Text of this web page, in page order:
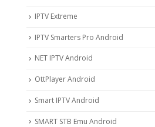
IPTV Extreme
IPTV Smarters Pro Android
NET IPTV Android
OttPlayer Android
Smart IPTV Android
SMART STB Emu Android